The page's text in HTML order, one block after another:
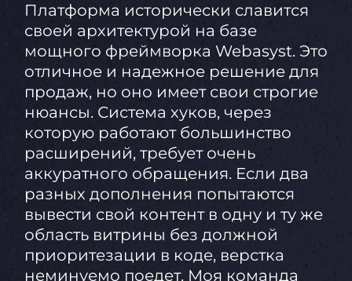
Платформа исторически славится
своей архитектурой на базе
мощного фреймворка Webasyst. Это
отличное и надежное решение для
продаж, но оно имеет свои строгие
нюансы. Система хуков, через
которую работают большинство
расширений, требует очень
аккуратного обращения. Если два
разных дополнения попытаются
вывести свой контент в одну и ту же
область витрины без должной
приоритезации в коде, верстка
неминуемо поедет. Моя команда